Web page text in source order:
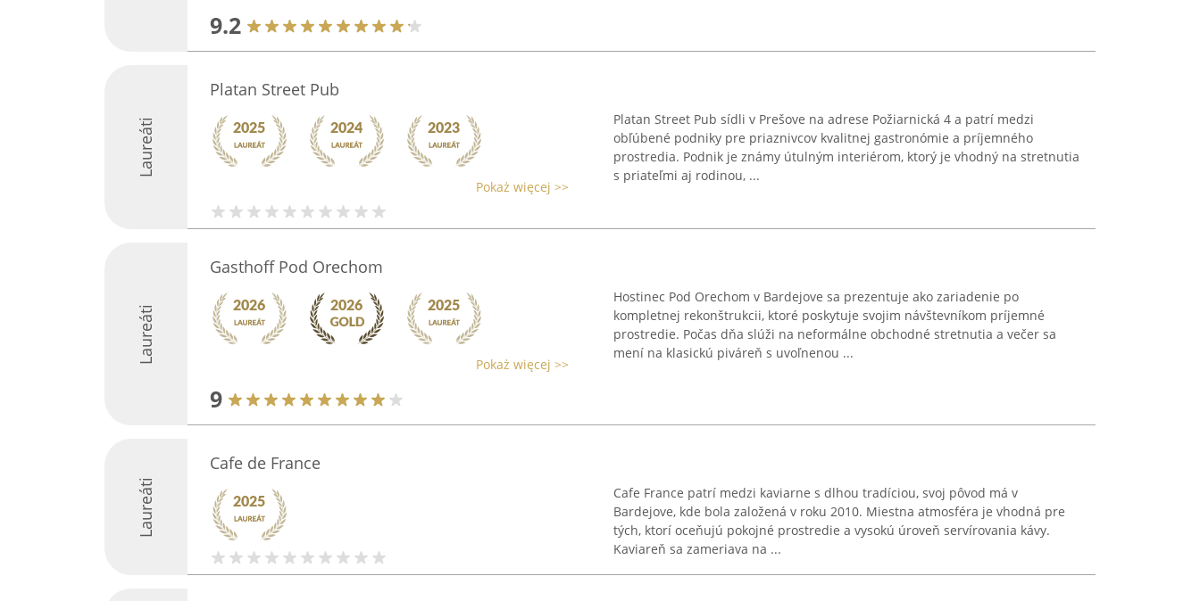
9.2
Laureáti
Platan Street Pub
Pokaż więcej >>
Platan Street Pub sídli v Prešove na adrese Požiarnická 4 a patrí medzi
obľúbené podniky pre priaznivcov kvalitnej gastronómie a príjemného
prostredia. Podnik je známy útulným interiérom, ktorý je vhodný na stretnutia
s priateľmi aj rodinou, ...
Laureáti
Gasthoff Pod Orechom
Pokaż więcej >>
9
Hostinec Pod Orechom v Bardejove sa prezentuje ako zariadenie po
kompletnej rekonštrukcii, ktoré poskytuje svojim návštevníkom príjemné
prostredie. Počas dňa slúži na neformálne obchodné stretnutia a večer sa
mení na klasickú piváreň s uvoľnenou ...
Laureáti
Cafe de France
Cafe France patrí medzi kaviarne s dlhou tradíciou, svoj pôvod má v
Bardejove, kde bola založená v roku 2010. Miestna atmosféra je vhodná pre
tých, ktorí oceňujú pokojné prostredie a vysokú úroveň servírovania kávy.
Kaviareň sa zameriava na ...